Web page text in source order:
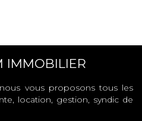
IMMOBILIER
vous proposons tous les
location, gestion, syndic de